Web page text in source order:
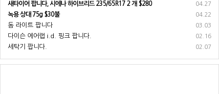
04.27
새타이어 팝니다, 시에나 하이브리드 235/65R17 2 개 $280
04.22
녹용 상대 75g $30불
03.03
돔 라이트 팝니다
02.16
다이슨 에어랩 i.d. 핑크 팝니다.
02.07
세탁기 팝니다.